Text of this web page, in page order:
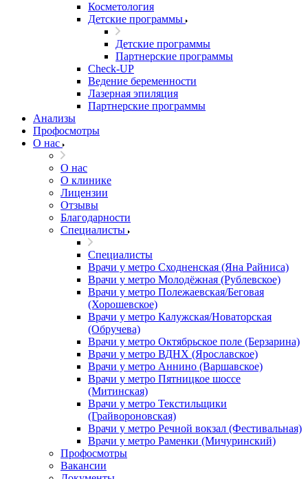
Косметология
Детские программы
Детские программы
Партнерские программы
Check-UP
Ведение беременности
Лазерная эпиляция
Партнерские программы
Анализы
Профосмотры
О нас
О нас
О клинике
Лицензии
Отзывы
Благодарности
Специалисты
Специалисты
Врачи у метро Сходненская (Яна Райниса)
Врачи у метро Молодёжная (Рублевское)
Врачи у метро Полежаевская/Беговая
(Хорошевское)
Врачи у метро Калужская/Новаторская
(Обручева)
Врачи у метро Октябрьское поле (Берзарина)
Врачи у метро ВДНХ (Ярославское)
Врачи у метро Аннино (Варшавское)
Врачи у метро Пятницкое шоссе
(Митинская)
Врачи у метро Текстильщики
(Грайвороновская)
Врачи у метро Речной вокзал (Фестивальная)
Врачи у метро Раменки (Мичуринский)
Профосмотры
Вакансии